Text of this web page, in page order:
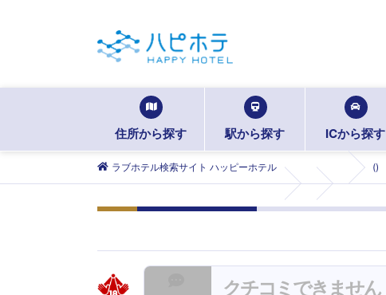
住所から探す 駅から探す ICから探す
ラブホテル検索サイト ハッピーホテル ()
クチコミできません